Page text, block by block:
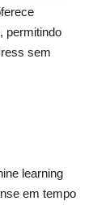
permitindo
sem
learning
em tempo